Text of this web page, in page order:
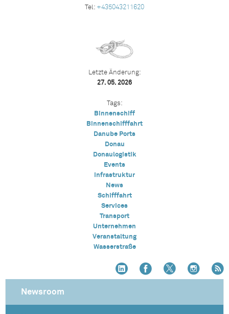
Tel: +435043211620
Letzte Änderung:
27. 05. 2026
Tags:
Binnenschiff
Binnenschifffahrt
Danube Ports
Donau
Donaulogistik
Events
Infrastruktur
News
Schifffahrt
Services
Transport
Unternehmen
Veranstaltung
Wasserstraße
Newsroom